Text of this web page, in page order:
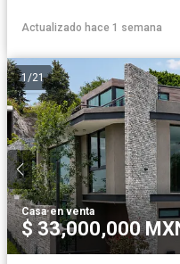
Actualizado hace 1 semana
1 /21
Casa·en venta
$ 33,000,000